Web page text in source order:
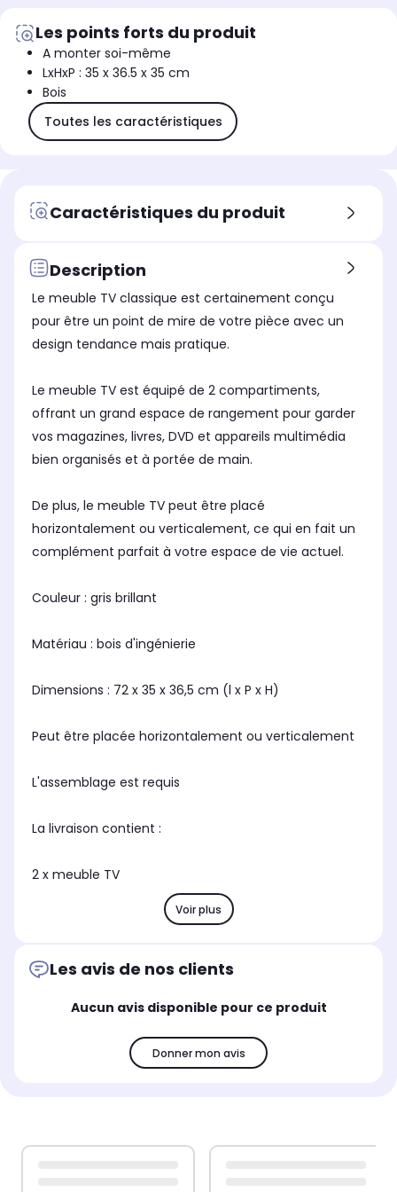
Les points forts du produit
A monter soi-même
LxHxP : 35 x 36.5 x 35 cm
Bois
Toutes les caractéristiques
Caractéristiques du produit
Description
Le meuble TV classique est certainement conçu
pour être un point de mire de votre pièce avec un
design tendance mais pratique.
Le meuble TV est équipé de 2 compartiments,
offrant un grand espace de rangement pour garder
vos magazines, livres, DVD et appareils multimédia
bien organisés et à portée de main.
De plus, le meuble TV peut être placé
horizontalement ou verticalement, ce qui en fait un
complément parfait à votre espace de vie actuel.
Couleur : gris brillant
Matériau : bois d'ingénierie
Dimensions : 72 x 35 x 36,5 cm (l x P x H)
Peut être placée horizontalement ou verticalement
L'assemblage est requis
La livraison contient :
2 x meuble TV
Voir plus
Les avis de nos clients
Aucun avis disponible pour ce produit
Donner mon avis